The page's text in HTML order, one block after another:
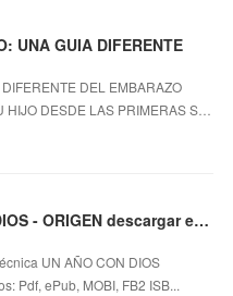
UNA GUIA DIFERENTE
DEL EMBARAZO
DESDE LAS PRIMERAS S…
[Pdf/ePub/Mobi] UN AÑO CON DIOS - ORIGEN descargar ebook gratis
UN AÑO CON DIOS
Pdf, ePub, MOBI, FB2 ISB...